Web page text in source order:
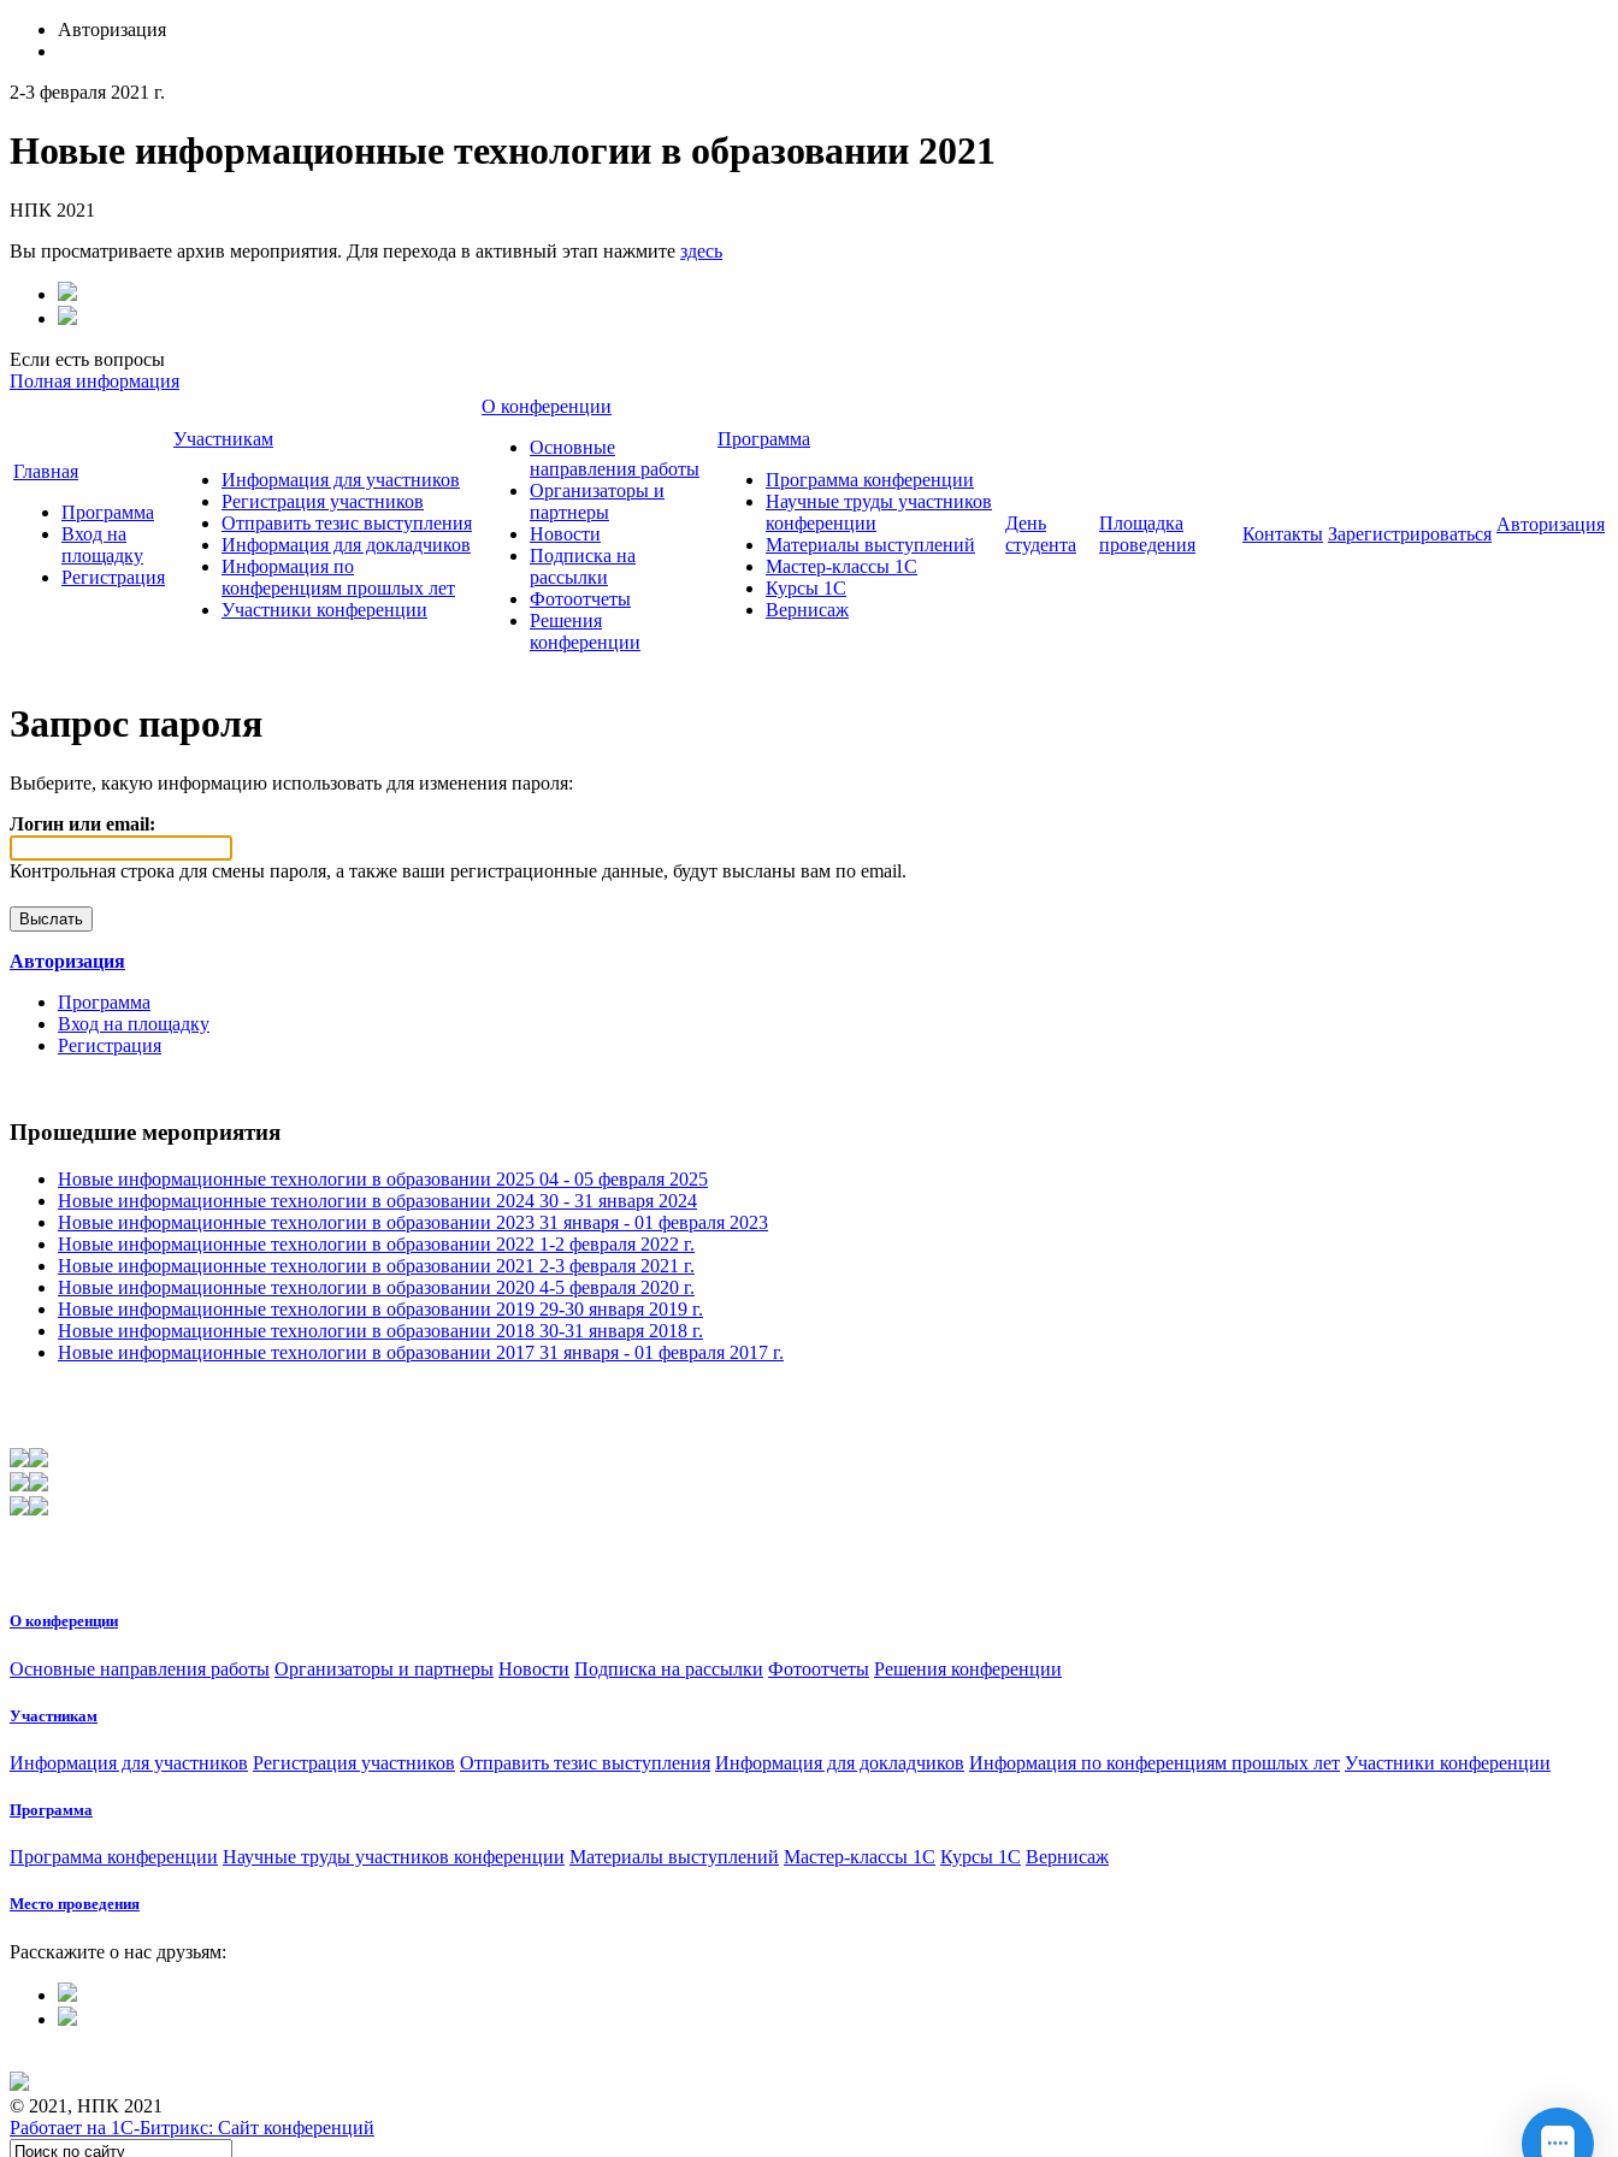
Авторизация
2-3 февраля 2021 г.
Новые информационные технологии в образовании 2021
НПК 2021
Вы просматриваете архив мероприятия. Для перехода в активный этап нажмите здесь
Если есть вопросы
Полная информация
Главная
Программа
Вход на
площадку
Регистрация
Участникам
Информация для участников
Регистрация участников
Отправить тезис выступления
Информация для докладчиков
Информация по
конференциям прошлых лет
Участники конференции
О конференции
Основные
направления работы
Организаторы и
партнеры
Новости
Подписка на
рассылки
Фотоотчеты
Решения
конференции
Программа
Программа конференции
Научные труды участников
конференции
Материалы выступлений
Мастер-классы 1С
Курсы 1С
Вернисаж
День
студента
Площадка
проведения
Контакты Зарегистрироваться Авторизация
Запрос пароля
Выберите, какую информацию использовать для изменения пароля:
Логин или email:
Контрольная строка для смены пароля, а также ваши регистрационные данные, будут высланы вам по email.
Авторизация
Программа
Вход на площадку
Регистрация
Прошедшие мероприятия
Новые информационные технологии в образовании 2025 04 - 05 февраля 2025
Новые информационные технологии в образовании 2024 30 - 31 января 2024
Новые информационные технологии в образовании 2023 31 января - 01 февраля 2023
Новые информационные технологии в образовании 2022 1-2 февраля 2022 г.
Новые информационные технологии в образовании 2021 2-3 февраля 2021 г.
Новые информационные технологии в образовании 2020 4-5 февраля 2020 г.
Новые информационные технологии в образовании 2019 29-30 января 2019 г.
Новые информационные технологии в образовании 2018 30-31 января 2018 г.
Новые информационные технологии в образовании 2017 31 января - 01 февраля 2017 г.
О конференции
Основные направления работы Организаторы и партнеры Новости Подписка на рассылки Фотоотчеты Решения конференции
Участникам
Информация для участников Регистрация участников Отправить тезис выступления Информация для докладчиков Информация по конференциям прошлых лет Участники конференции
Программа
Программа конференции Научные труды участников конференции Материалы выступлений Мастер-классы 1С Курсы 1С Вернисаж
Место проведения
Расскажите о нас друзьям:
© 2021, НПК 2021
Работает на 1С-Битрикс: Сайт конференций